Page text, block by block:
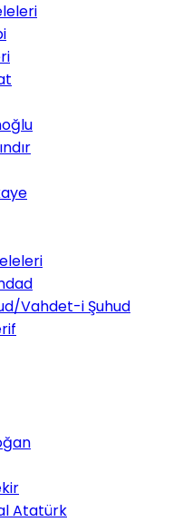
Vahdet-i Şuhud
Atatürk